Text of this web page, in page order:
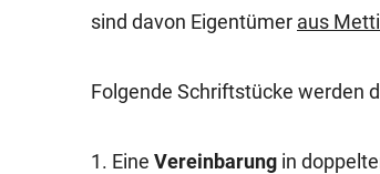
sind davon Eigentümer aus
Folgende Schriftstücke werden
1. Eine Vereinbarung in